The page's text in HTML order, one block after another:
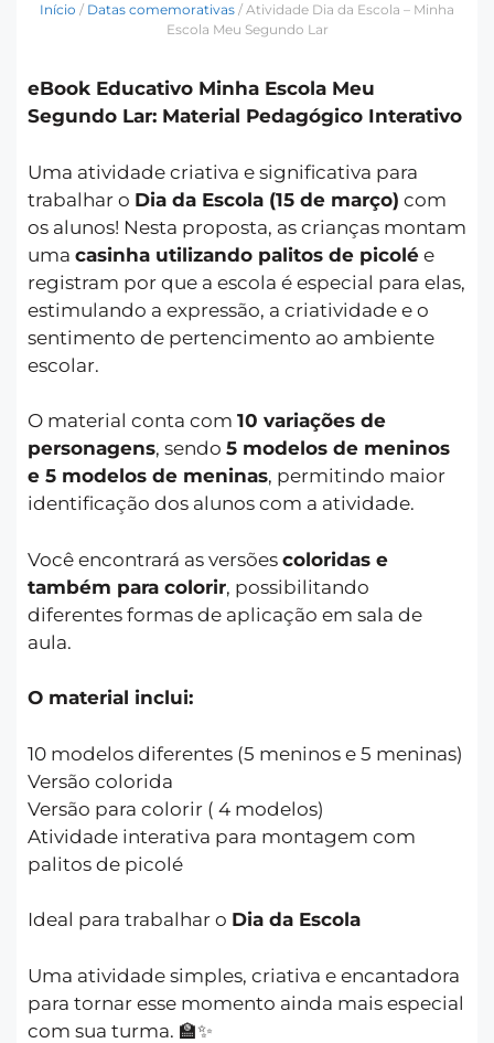
Início / Datas comemorativas / Atividade Dia da Escola – Minha
Escola Meu Segundo Lar
eBook Educativo Minha Escola Meu
Segundo Lar: Material Pedagógico Interativo
Uma atividade criativa e significativa para
trabalhar o Dia da Escola (15 de março) com
os alunos! Nesta proposta, as crianças montam
uma casinha utilizando palitos de picolé e
registram por que a escola é especial para elas,
estimulando a expressão, a criatividade e o
sentimento de pertencimento ao ambiente
escolar.
O material conta com 10 variações de
personagens, sendo 5 modelos de meninos
e 5 modelos de meninas, permitindo maior
identificação dos alunos com a atividade.
Você encontrará as versões coloridas e
também para colorir, possibilitando
diferentes formas de aplicação em sala de
aula.
O material inclui:
10 modelos diferentes (5 meninos e 5 meninas)
Versão colorida
Versão para colorir ( 4 modelos)
Atividade interativa para montagem com
palitos de picolé
Ideal para trabalhar o Dia da Escola
Uma atividade simples, criativa e encantadora
para tornar esse momento ainda mais especial
com sua turma. 🏫✨